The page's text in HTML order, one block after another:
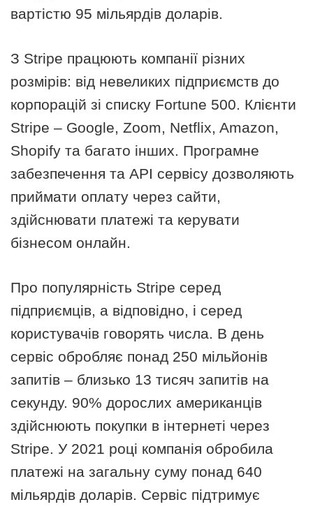
вартістю 95 мільярдів доларів.
З Stripe працюють компанії різних
розмірів: від невеликих підприємств до
корпорацій зі списку Fortune 500. Клієнти
Stripe – Google, Zoom, Netflix, Amazon,
Shopify та багато інших. Програмне
забезпечення та API сервісу дозволяють
приймати оплату через сайти,
здійснювати платежі та керувати
бізнесом онлайн.
Про популярність Stripe серед
підприємців, а відповідно, і серед
користувачів говорять числа. В день
сервіс обробляє понад 250 мільйонів
запитів – близько 13 тисяч запитів на
секунду. 90% дорослих американців
здійснюють покупки в інтернеті через
Stripe. У 2021 році компанія обробила
платежі на загальну суму понад 640
мільярдів доларів. Сервіс підтримує